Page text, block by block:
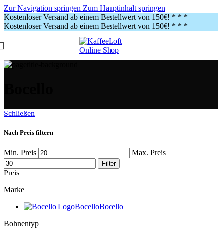
Zur Navigation springen Zum Hauptinhalt springen
Kostenloser Versand ab einem Bestellwert von 150€! * * *
Kostenloser Versand ab einem Bestellwert von 150€! * * *
Schließen
Nach Preis filtern
Min. Preis Max. Preis
Filter
Preis
Marke
BocelloBocello
Bohnentyp